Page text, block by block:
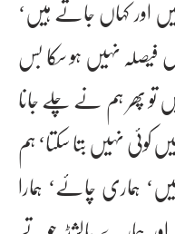
کہاں جاتے ہیں‘
نہیں ہو سکا بس
پھر ہم نے چلے جانا
نہیں بتا سکتا‘ ہم
ہماری چائے‘ ہمارا